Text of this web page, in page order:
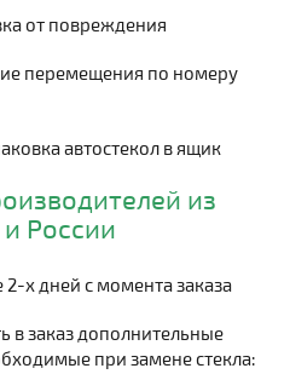
от повреждения
перемещения по номеру
автостекол в ящик
из
России
х дней с момента заказа
заказ дополнительные
при замене стекла: